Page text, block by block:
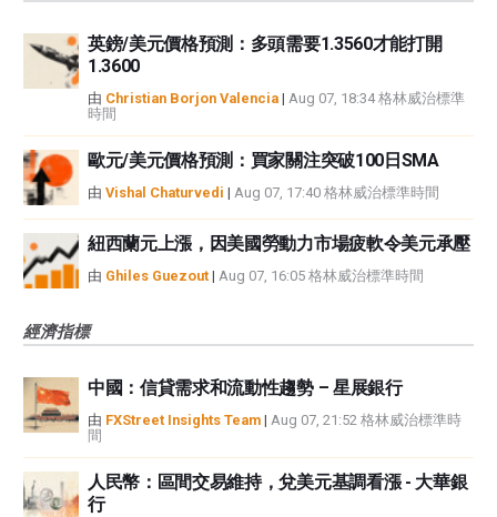
英鎊/美元價格預測：多頭需要1.3560才能打開
1.3600
由 Christian Borjon Valencia | Aug 07, 18:34 格林威治標準
時間
歐元/美元價格預測：買家關注突破100日SMA
由 Vishal Chaturvedi | Aug 07, 17:40 格林威治標準時間
紐西蘭元上漲，因美國勞動力市場疲軟令美元承壓
由 Ghiles Guezout | Aug 07, 16:05 格林威治標準時間
經濟指標
中國：信貸需求和流動性趨勢 – 星展銀行
由 FXStreet Insights Team | Aug 07, 21:52 格林威治標準時
間
人民幣：區間交易維持，兌美元基調看漲 - 大華銀
行